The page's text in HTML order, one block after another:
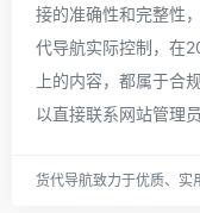
接的准确性和完整性
代导航实际控制，在
上的内容，都属于合
以直接联系网站管理
货代导航致力于优质、实